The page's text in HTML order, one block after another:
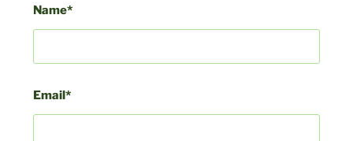
Name*
Email*